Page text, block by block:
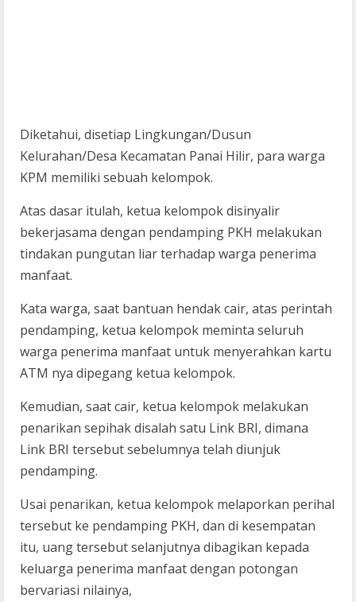
Diketahui, disetiap Lingkungan/Dusun
Kelurahan/Desa Kecamatan Panai Hilir, para warga
KPM memiliki sebuah kelompok.
Atas dasar itulah, ketua kelompok disinyalir
bekerjasama dengan pendamping PKH melakukan
tindakan pungutan liar terhadap warga penerima
manfaat.
Kata warga, saat bantuan hendak cair, atas perintah
pendamping, ketua kelompok meminta seluruh
warga penerima manfaat untuk menyerahkan kartu
ATM nya dipegang ketua kelompok.
Kemudian, saat cair, ketua kelompok melakukan
penarikan sepihak disalah satu Link BRI, dimana
Link BRI tersebut sebelumnya telah diunjuk
pendamping.
Usai penarikan, ketua kelompok melaporkan perihal
tersebut ke pendamping PKH, dan di kesempatan
itu, uang tersebut selanjutnya dibagikan kepada
keluarga penerima manfaat dengan potongan
bervariasi nilainya,